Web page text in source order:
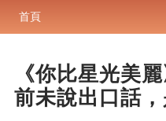
首頁
《你比星光美
前未說出口話